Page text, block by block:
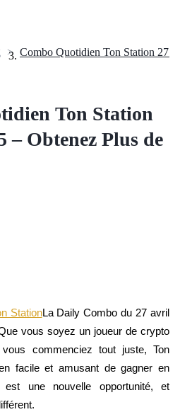
>
Ton Station
– Obtenez Plus de
StationLa Daily Combo du 27 avril
vous soyez un joueur de crypto
commenciez tout juste, Ton
facile et amusant de gagner en
est une nouvelle opportunité, et